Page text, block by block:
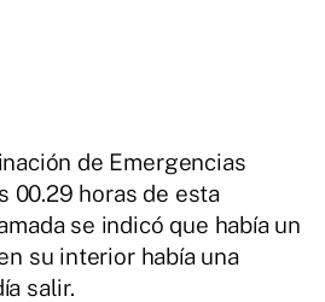
de Emergencias
00.29 horas de esta
se indicó que había un
su interior había una
salir.